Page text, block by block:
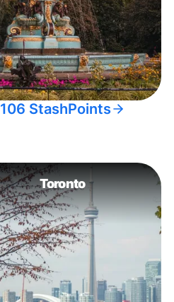
106 StashPoints
Toronto